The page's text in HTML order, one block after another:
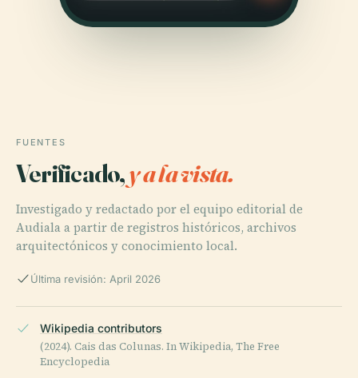
FUENTES
Verificado,y a la vista.
Investigado y redactado por el equipo editorial de
Audiala a partir de registros históricos, archivos
arquitectónicos y conocimiento local.
Última revisión: April 2026
Wikipedia contributors
(2024). Cais das Colunas. In Wikipedia, The Free
Encyclopedia